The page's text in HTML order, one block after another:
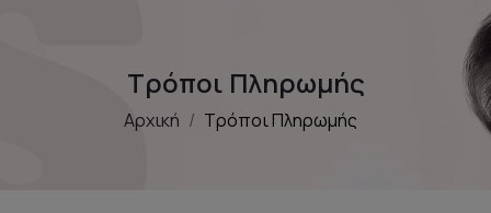
Τρόποι Πληρωμής
Αρχική Τρόποι Πληρωμής